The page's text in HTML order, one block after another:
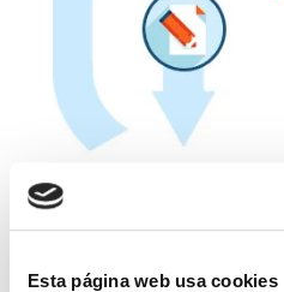
Esta página web usa cookies
Cada paso es
dirección